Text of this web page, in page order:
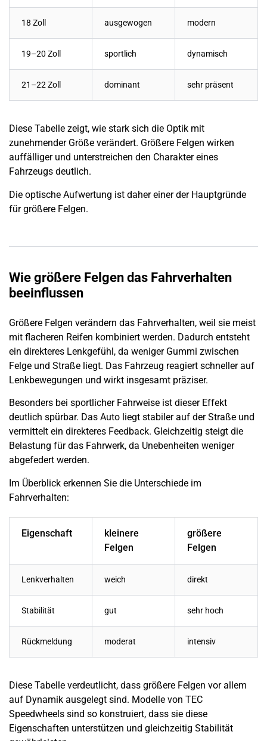
18 Zoll ausgewogen modern
19–20 Zoll sportlich dynamisch
21–22 Zoll dominant sehr präsent
Diese Tabelle zeigt, wie stark sich die Optik mit
zunehmender Größe verändert. Größere Felgen wirken
auffälliger und unterstreichen den Charakter eines
Fahrzeugs deutlich.
Die optische Aufwertung ist daher einer der Hauptgründe
für größere Felgen.
Wie größere Felgen das Fahrverhalten
beeinflussen
Größere Felgen verändern das Fahrverhalten, weil sie meist
mit flacheren Reifen kombiniert werden. Dadurch entsteht
ein direkteres Lenkgefühl, da weniger Gummi zwischen
Felge und Straße liegt. Das Fahrzeug reagiert schneller auf
Lenkbewegungen und wirkt insgesamt präziser.
Besonders bei sportlicher Fahrweise ist dieser Effekt
deutlich spürbar. Das Auto liegt stabiler auf der Straße und
vermittelt ein direkteres Feedback. Gleichzeitig steigt die
Belastung für das Fahrwerk, da Unebenheiten weniger
abgefedert werden.
Im Überblick erkennen Sie die Unterschiede im
Fahrverhalten:
Eigenschaft
kleinere
Felgen
größere
Felgen
Lenkverhalten weich direkt
Stabilität gut sehr hoch
Rückmeldung moderat intensiv
Diese Tabelle verdeutlicht, dass größere Felgen vor allem
auf Dynamik ausgelegt sind. Modelle von TEC
Speedwheels sind so konstruiert, dass sie diese
Eigenschaften unterstützen und gleichzeitig Stabilität